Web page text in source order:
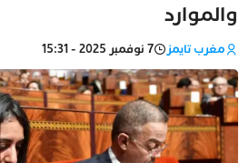
والموارد
مغرب تايمز 7 نوفمبر 2025 - 15:31